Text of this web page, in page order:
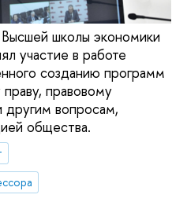
школы экономики
участие в работе
созданию программ
правовому
вопросам,
общества.